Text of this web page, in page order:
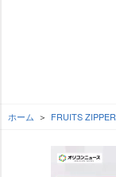
ホーム FRUITS ZIPPER